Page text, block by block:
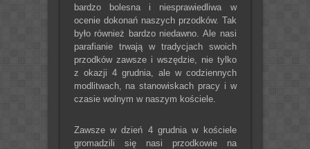
bardzo bolesna i niesprawiedliwa w
ocenie dokonań naszych przodków. Tak
było również bardzo niedawno. Ale nasi
parafianie trwają w tradycjach swoich
przodków zawsze i wszędzie, nie tylko
z okazji 4 grudnia, ale w codziennych
modlitwach, na stanowiskach pracy i w
czasie wolnym w naszym kościele.
Zawsze w dzień 4 grudnia w kościele
gromadzili się nasi przodkowie na